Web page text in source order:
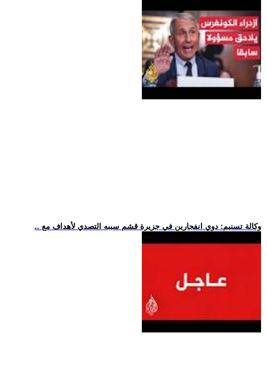
.. وكالة تسنيم: دوي انفجارين في جزيرة قشم سببه التصدي لأهداف مع